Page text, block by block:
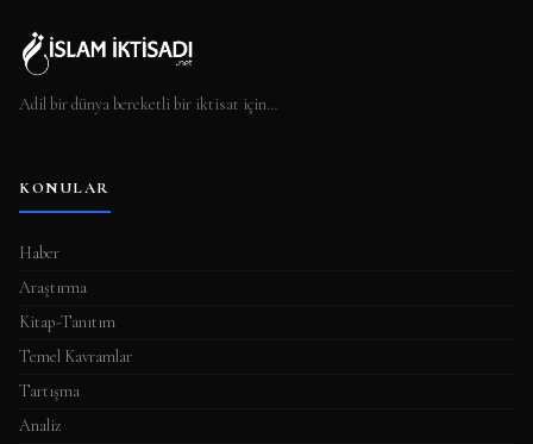
Adil bir dünya bereketli bir iktisat için…
KONULAR
Haber
Araştırma
Kitap-Tanıtım
Temel Kavramlar
Tartışma
Analiz